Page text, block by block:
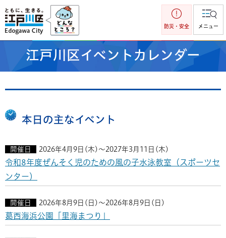
江戸川区
防災・安全 メニュー
江戸川区イベントカレンダー
本日の主なイベント
開催日 2026年4月9日(木)～2027年3月11日(木)
令和8年度ぜんそく児のための風の子水泳教室（スポーツセ
ンター）
開催日 2026年8月9日(日)～2026年8月9日(日)
葛西海浜公園「里海まつり」